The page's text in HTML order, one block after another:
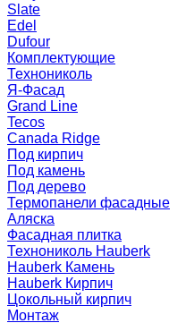
Slate
Edel
Dufour
Комплектующие
Технониколь
Я-Фасад
Grand Line
Tecos
Canada Ridge
Под кирпич
Под камень
Под дерево
Термопанели фасадные
Аляска
Фасадная плитка
Технониколь Hauberk
Hauberk Камень
Hauberk Кирпич
Цокольный кирпич
Монтаж